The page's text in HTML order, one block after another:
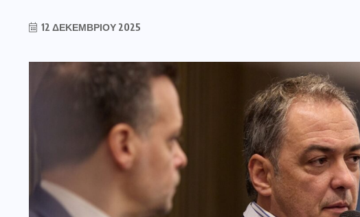
12 ΔΕΚΕΜΒΡΊΟΥ 2025